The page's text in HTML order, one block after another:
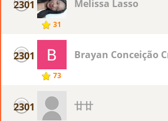
2301
31
Melissa Lasso
2301
73
Brayan Conceição
2301 廿廿